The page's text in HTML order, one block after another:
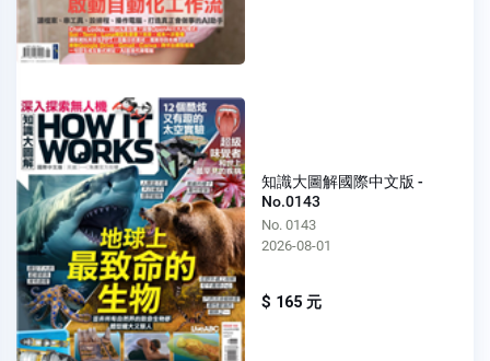
知識大圖解國際中文版 -
No.0143
No. 0143
2026-08-01
$ 165 元